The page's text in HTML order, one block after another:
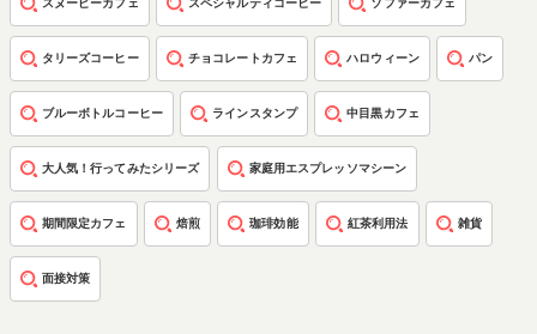
スヌーピーカフェ スペシャルティコーヒー ソファーカフェ
タリーズコーヒー チョコレートカフェ ハロウィーン パン
ブルーボトルコーヒー ラインスタンプ 中目黒カフェ
大人気！行ってみたシリーズ 家庭用エスプレッソマシーン
期間限定カフェ 焙煎 珈琲効能 紅茶利用法 雑貨
面接対策